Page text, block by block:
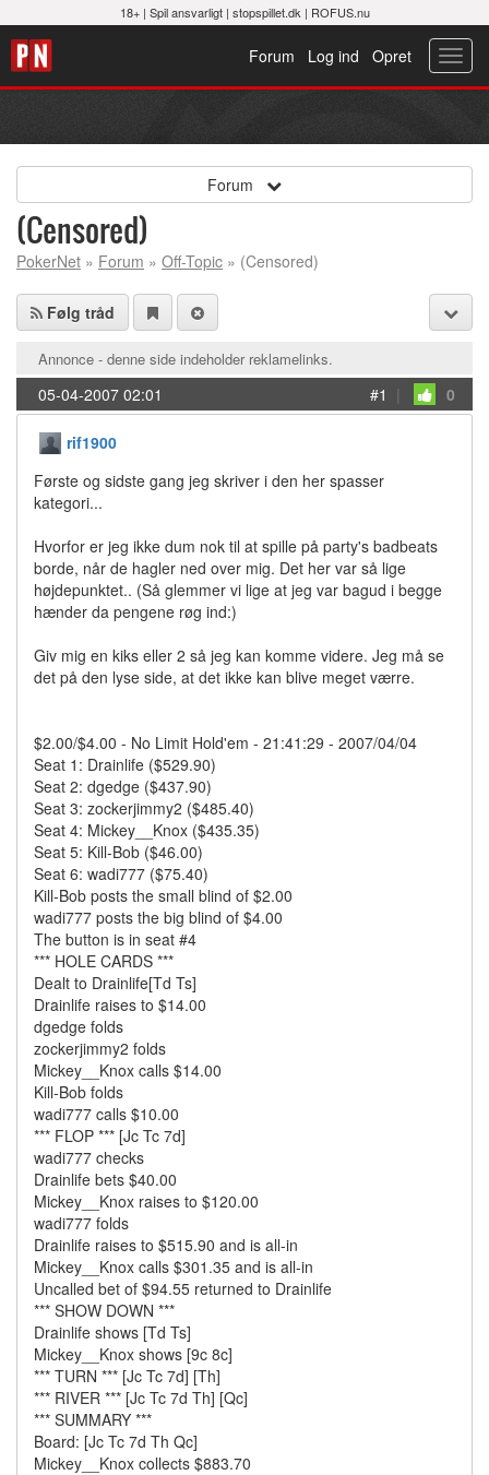
18+ | Spil ansvarligt| stopspillet.dk | ROFUS.nu
Opret
Log ind
Forum
Forum
(Censored)
PokerNet » Forum » Off-Topic » (Censored)
Følg tråd
Annonce - denne side indeholder reklamelinks.
05-04-2007 02:01 #1 | 0
rif1900
Første og sidste gang jeg skriver i den her spasser
kategori...
Hvorfor er jeg ikke dum nok til at spille på party's badbeats
borde, når de hagler ned over mig. Det her var så lige
højdepunktet.. (Så glemmer vi lige at jeg var bagud i begge
hænder da pengene røg ind:)
Giv mig en kiks eller 2 så jeg kan komme videre. Jeg må se
det på den lyse side, at det ikke kan blive meget værre.
$2.00/$4.00 - No Limit Hold'em - 21:41:29 - 2007/04/04
Seat 1: Drainlife ($529.90)
Seat 2: dgedge ($437.90)
Seat 3: zockerjimmy2 ($485.40)
Seat 4: Mickey__Knox ($435.35)
Seat 5: Kill-Bob ($46.00)
Seat 6: wadi777 ($75.40)
Kill-Bob posts the small blind of $2.00
wadi777 posts the big blind of $4.00
The button is in seat #4
*** HOLE CARDS ***
Dealt to Drainlife[Td Ts]
Drainlife raises to $14.00
dgedge folds
zockerjimmy2 folds
Mickey__Knox calls $14.00
Kill-Bob folds
wadi777 calls $10.00
*** FLOP *** [Jc Tc 7d]
wadi777 checks
Drainlife bets $40.00
Mickey__Knox raises to $120.00
wadi777 folds
Drainlife raises to $515.90 and is all-in
Mickey__Knox calls $301.35 and is all-in
Uncalled bet of $94.55 returned to Drainlife
*** SHOW DOWN ***
Drainlife shows [Td Ts]
Mickey__Knox shows [9c 8c]
*** TURN *** [Jc Tc 7d] [Th]
*** RIVER *** [Jc Tc 7d Th] [Qc]
*** SUMMARY ***
Board: [Jc Tc 7d Th Qc]
Mickey__Knox collects $883.70